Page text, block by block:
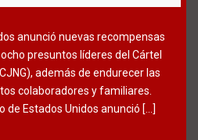
anunció nuevas recompensas
presuntos líderes del Cártel
además de endurecer las
colaboradores y familiares.
de Estados Unidos anunció […]